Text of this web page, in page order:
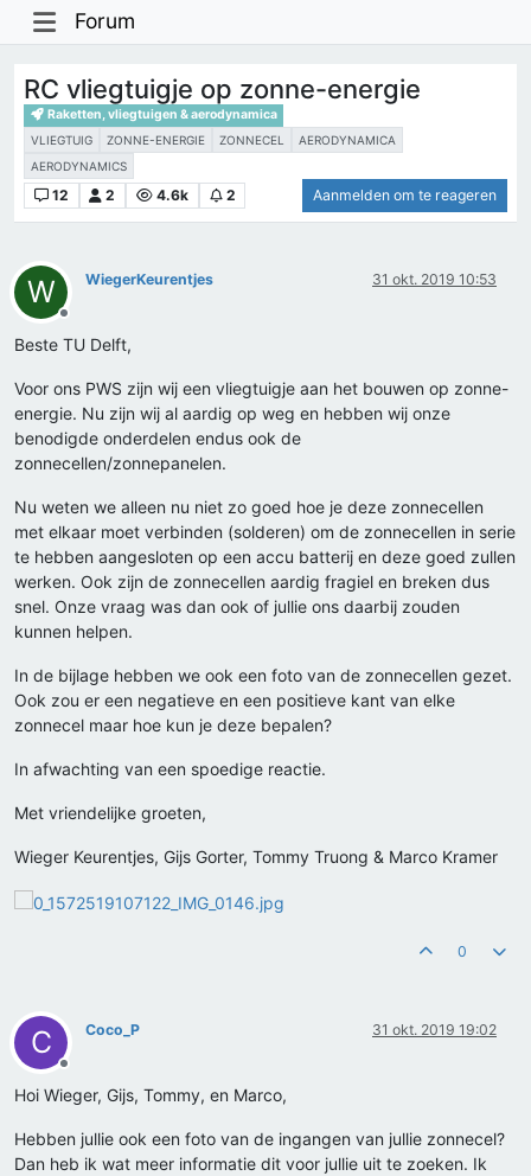
Forum
RC vliegtuigje op zonne-energie
Raketten, vliegtuigen & aerodynamica
VLIEGTUIG ZONNE-ENERGIE ZONNECEL
AERODYNAMICA
AERODYNAMICS
12 2 4.6k 2 Aanmelden om te reageren
W
Offline
WiegerKeurentjes 31 okt. 2019 10:53
Beste TU Delft,
Voor ons PWS zijn wij een vliegtuigje aan het bouwen op zonne-
energie. Nu zijn wij al aardig op weg en hebben wij onze
benodigde onderdelen endus ook de
zonnecellen/zonnepanelen.
Nu weten we alleen nu niet zo goed hoe je deze zonnecellen
met elkaar moet verbinden (solderen) om de zonnecellen in serie
te hebben aangesloten op een accu batterij en deze goed zullen
werken. Ook zijn de zonnecellen aardig fragiel en breken dus
snel. Onze vraag was dan ook of jullie ons daarbij zouden
kunnen helpen.
In de bijlage hebben we ook een foto van de zonnecellen gezet.
Ook zou er een negatieve en een positieve kant van elke
zonnecel maar hoe kun je deze bepalen?
In afwachting van een spoedige reactie.
Met vriendelijke groeten,
Wieger Keurentjes, Gijs Gorter, Tommy Truong & Marco Kramer
0
C
Offline
Coco_P 31 okt. 2019 19:02
Hoi Wieger, Gijs, Tommy, en Marco,
Hebben jullie ook een foto van de ingangen van jullie zonnecel?
Dan heb ik wat meer informatie dit voor jullie uit te zoeken. Ik